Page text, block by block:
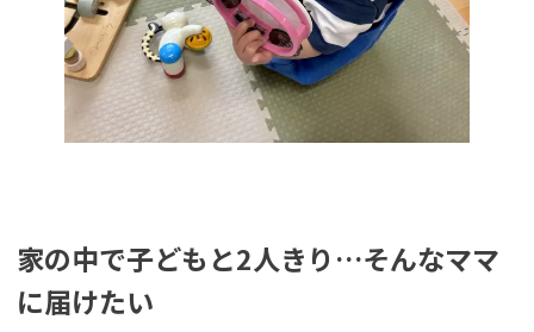
家の中で子どもと2人きり…そんなママ
に届けたい